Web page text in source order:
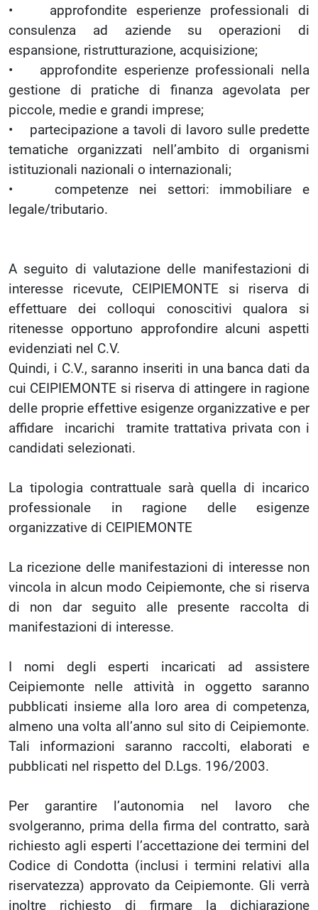
• approfondite esperienze professionali di
consulenza ad aziende su operazioni di
espansione, ristrutturazione, acquisizione;
• approfondite esperienze professionali nella
gestione di pratiche di finanza agevolata per
piccole, medie e grandi imprese;
• partecipazione a tavoli di lavoro sulle predette
tematiche organizzati nell’ambito di organismi
istituzionali nazionali o internazionali;
• competenze nei settori: immobiliare e
legale/tributario.
A seguito di valutazione delle manifestazioni di
interesse ricevute, CEIPIEMONTE si riserva di
effettuare dei colloqui conoscitivi qualora si
ritenesse opportuno approfondire alcuni aspetti
evidenziati nel C.V.
Quindi, i C.V., saranno inseriti in una banca dati da
cui CEIPIEMONTE si riserva di attingere in ragione
delle proprie effettive esigenze organizzative e per
affidare incarichi tramite trattativa privata con i
candidati selezionati.
La tipologia contrattuale sarà quella di incarico
professionale in ragione delle esigenze
organizzative di CEIPIEMONTE
La ricezione delle manifestazioni di interesse non
vincola in alcun modo Ceipiemonte, che si riserva
di non dar seguito alle presente raccolta di
manifestazioni di interesse.
I nomi degli esperti incaricati ad assistere
Ceipiemonte nelle attività in oggetto saranno
pubblicati insieme alla loro area di competenza,
almeno una volta all’anno sul sito di Ceipiemonte.
Tali informazioni saranno raccolti, elaborati e
pubblicati nel rispetto del D.Lgs. 196/2003.
Per garantire l’autonomia nel lavoro che
svolgeranno, prima della firma del contratto, sarà
richiesto agli esperti l’accettazione dei termini del
Codice di Condotta (inclusi i termini relativi alla
riservatezza) approvato da Ceipiemonte. Gli verrà
inoltre richiesto di firmare la dichiarazione